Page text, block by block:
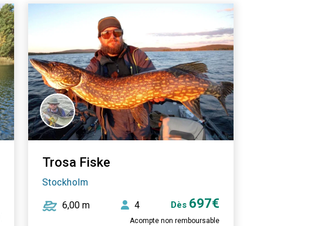
Trosa Fiske
Stockholm
6,00 m 4 Dès 697€
Acompte non remboursable